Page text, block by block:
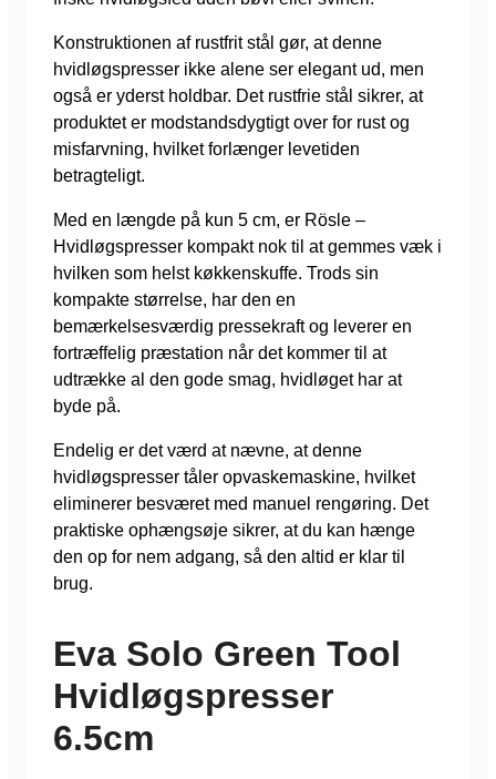
Konstruktionen af rustfrit stål gør, at denne
hvidløgspresser ikke alene ser elegant ud, men
også er yderst holdbar. Det rustfrie stål sikrer, at
produktet er modstandsdygtigt over for rust og
misfarvning, hvilket forlænger levetiden
betragteligt.
Med en længde på kun 5 cm, er Rösle –
Hvidløgspresser kompakt nok til at gemmes væk i
hvilken som helst køkkenskuffe. Trods sin
kompakte størrelse, har den en
bemærkelsesværdig pressekraft og leverer en
fortræffelig præstation når det kommer til at
udtrække al den gode smag, hvidløget har at
byde på.
Endelig er det værd at nævne, at denne
hvidløgspresser tåler opvaskemaskine, hvilket
eliminerer besværet med manuel rengøring. Det
praktiske ophængsøje sikrer, at du kan hænge
den op for nem adgang, så den altid er klar til
brug.
Eva Solo Green Tool
Hvidløgspresser
6.5cm